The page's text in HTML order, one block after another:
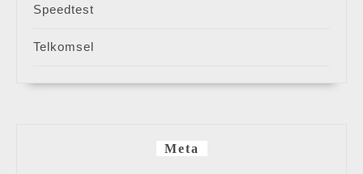
Speedtest
Telkomsel
Meta